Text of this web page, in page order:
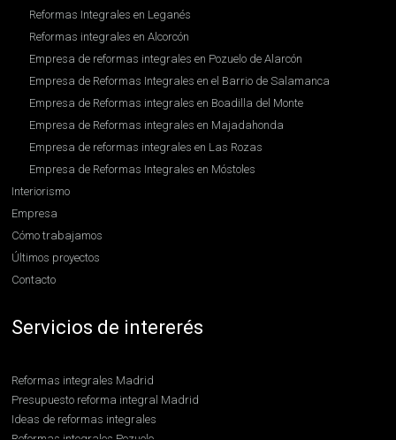
Reformas Integrales en Leganés
Reformas integrales en Alcorcón
Empresa de reformas integrales en Pozuelo de Alarcón
Empresa de Reformas Integrales en el Barrio de Salamanca
Empresa de Reformas integrales en Boadilla del Monte
Empresa de Reformas integrales en Majadahonda
Empresa de reformas integrales en Las Rozas
Empresa de Reformas Integrales en Móstoles
Interiorismo
Empresa
Cómo trabajamos
Últimos proyectos
Contacto
Servicios de intererés
Reformas integrales Madrid
Presupuesto reforma integral Madrid
Ideas de reformas integrales